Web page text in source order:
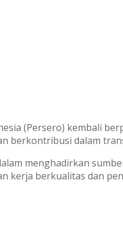
(Persero) kembali
berkontribusi dalam
menghadirkan
kerja berkualitas dan